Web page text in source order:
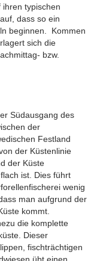
typischen
dass so ein
beginnen. Kommen
sich die
bzw.
Südausgang des
der
Festland
der Küstenlinie
der Küste
ist. Dies führt
wenig
man aufgrund der
kommt.
die komplette
Dieser
fischträchtigen